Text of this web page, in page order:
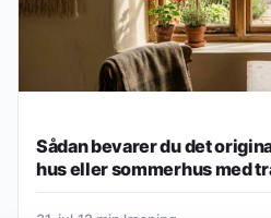
Sådan bevarer du det
hus eller sommerhus med